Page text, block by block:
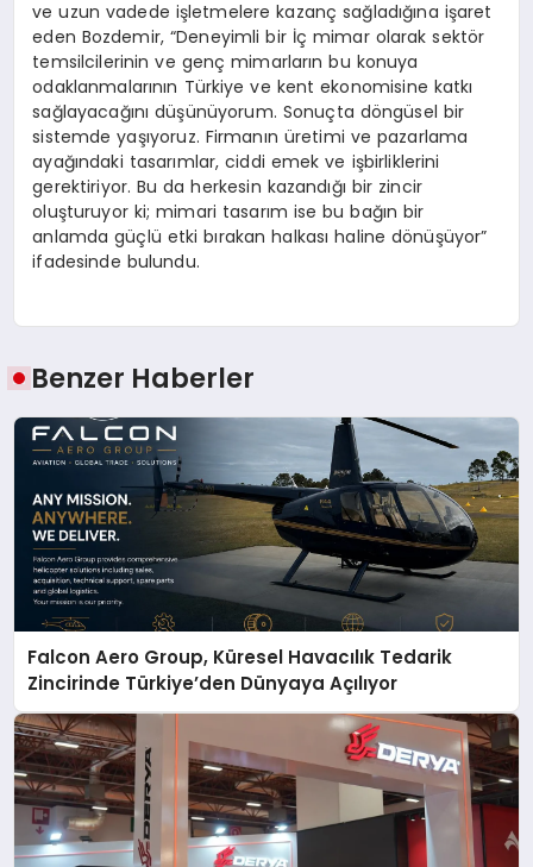
ve uzun vadede işletmelere kazanç sağladığına işaret
eden Bozdemir, “Deneyimli bir İç mimar olarak sektör
temsilcilerinin ve genç mimarların bu konuya
odaklanmalarının Türkiye ve kent ekonomisine katkı
sağlayacağını düşünüyorum. Sonuçta döngüsel bir
sistemde yaşıyoruz. Firmanın üretimi ve pazarlama
ayağındaki tasarımlar, ciddi emek ve işbirliklerini
gerektiriyor. Bu da herkesin kazandığı bir zincir
oluşturuyor ki; mimari tasarım ise bu bağın bir
anlamda güçlü etki bırakan halkası haline dönüşüyor”
ifadesinde bulundu.
Benzer Haberler
Falcon Aero Group, Küresel Havacılık Tedarik
Zincirinde Türkiye’den Dünyaya Açılıyor